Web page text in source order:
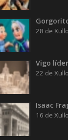
28 de
Vigo
22 de
Isaac
16 de